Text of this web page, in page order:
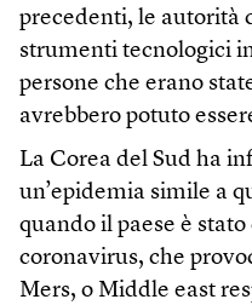
precedenti, le autorità
strumenti tecnologici
persone che erano
avrebbero potuto
La Corea del Sud ha
un’epidemia simile a
quando il paese è
coronavirus, che
Mers, o Middle east